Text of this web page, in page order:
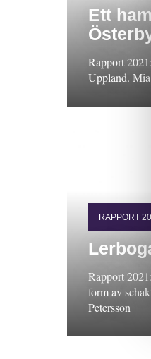
Ett
Rapport
Uppland.
RAPPORT
Rapport
form av
Petersson